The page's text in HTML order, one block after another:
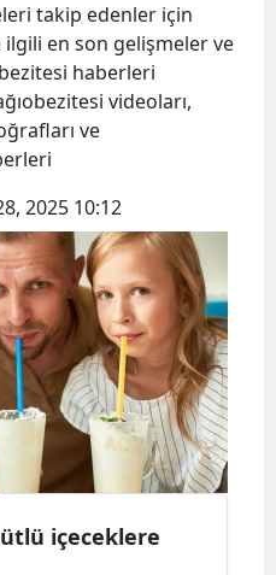
takip edenler için
ilgili en son gelişmeler ve
haberleri
videoları,
ve
2025 10:12
içeceklere